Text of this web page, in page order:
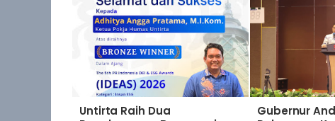
Untirta Raih Dua
Gubernur